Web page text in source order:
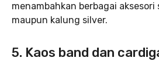
menambahkan berbagai
maupun kalung silver.
5. Kaos band dan